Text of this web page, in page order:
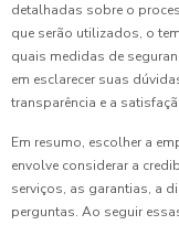
detalhadas sobre o
que serão utilizados, o
quais medidas de
em esclarecer suas
transparência e a
Em resumo, escolher a
envolve considerar a
serviços, as garantias, a
perguntas. Ao seguir